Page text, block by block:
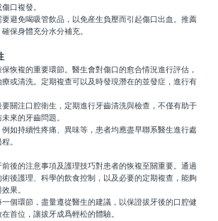
口複發。
免喝吸管飲品，以免産生負壓而引起傷口出血。推薦
保身體充分水分補充。
複的重要環節。醫生會對傷口的愈合情況進行評估，
或清洗。定期複查可以及時發現潛在的並發症，進行有
注口腔衛生，定期進行牙齒清洗與檢查，不僅有助于
來的牙齒問題。
持續性疼痛、異味等，患者均應盡早聯系醫生進行處
。
的注意事項及護理技巧對患者的恢複至關重要。通過
後護理、科學的飲食控制，以及必要的定期複查，能夠
果。
環節，盡量遵從醫生的建議，以保證拔牙後的口腔健
首位，讓拔牙成爲輕松的體驗。